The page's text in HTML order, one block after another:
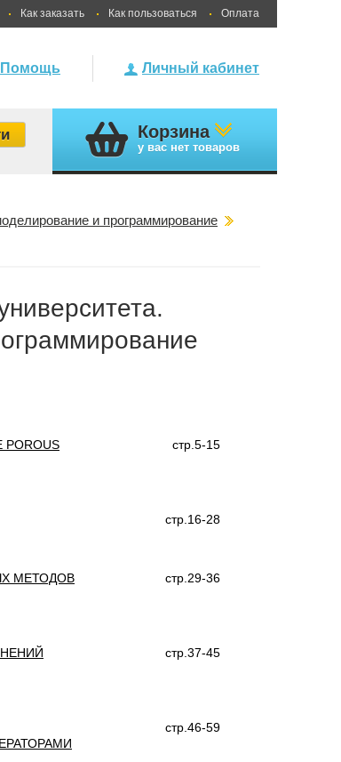
Как заказать Как пользоваться Оплата
Личный кабинет
Помощь
Корзина
у вас нет товаров
и программирование
POROUS
стр.5-15
стр.16-28
МЕТОДОВ
стр.29-36
стр.37-45
стр.46-59